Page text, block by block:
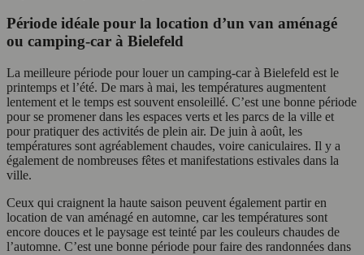
Période idéale pour la location d’un van aménagé
ou camping-car à Bielefeld
La meilleure période pour louer un camping-car à Bielefeld est le
printemps et l’été. De mars à mai, les températures augmentent
lentement et le temps est souvent ensoleillé. C’est une bonne période
pour se promener dans les espaces verts et les parcs de la ville et
pour pratiquer des activités de plein air. De juin à août, les
températures sont agréablement chaudes, voire caniculaires. Il y a
également de nombreuses fêtes et manifestations estivales dans la
ville.
Ceux qui craignent la haute saison peuvent également partir en
location de van aménagé en automne, car les températures sont
encore douces et le paysage est teinté par les couleurs chaudes de
l’automne. C’est une bonne période pour faire des randonnées dans